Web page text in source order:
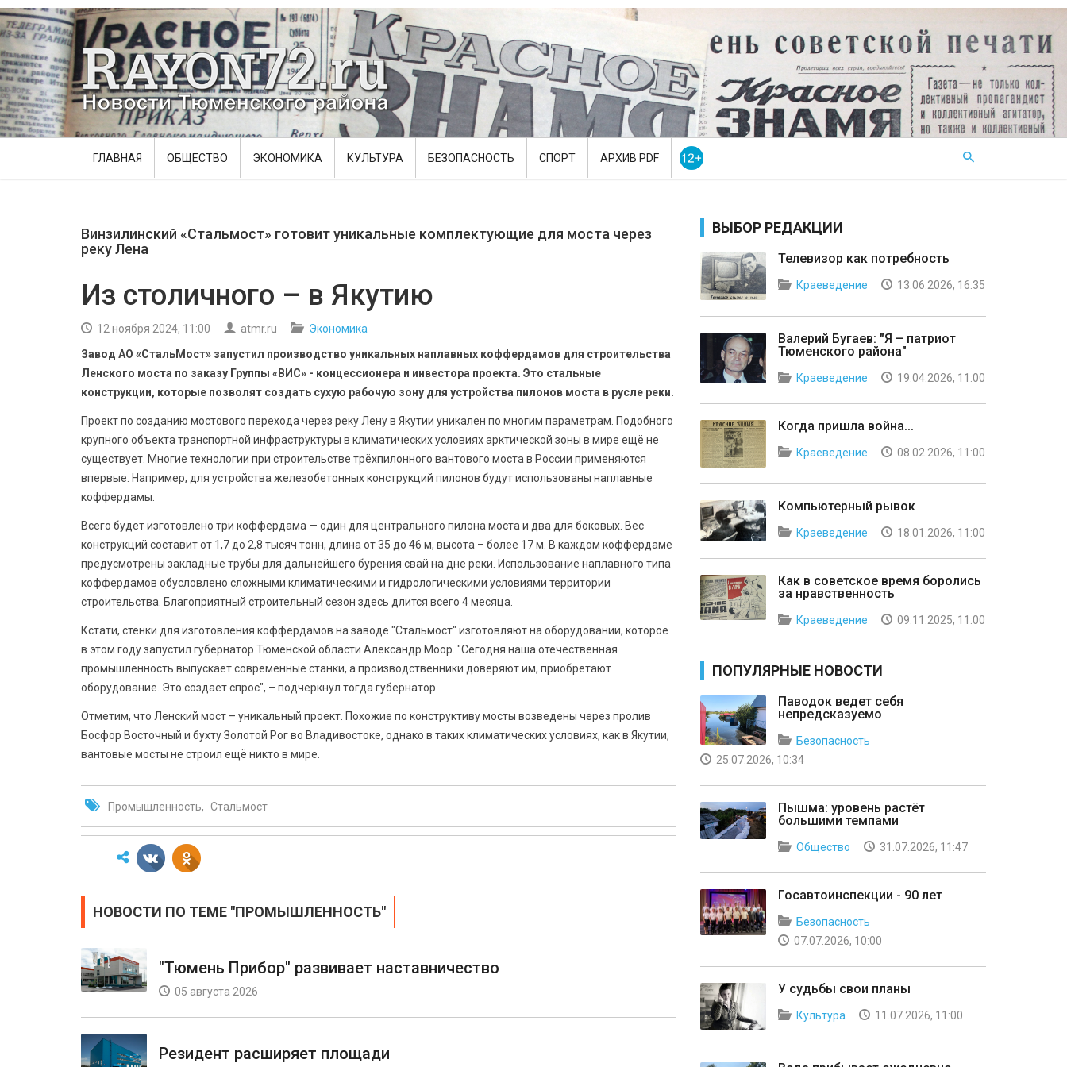
ГЛАВНАЯ ОБЩЕСТВО ЭКОНОМИКА КУЛЬТУРА БЕЗОПАСНОСТЬ СПОРТ АРХИВ PDF
Винзилинский «Стальмост» готовит уникальные комплектующие для моста через
реку Лена
Из столичного – в Якутию
12 ноября 2024, 11:00 atmr.ru
Экономика
Завод АО «СтальМост» запустил производство уникальных наплавных коффердамов для строительства
Ленского моста по заказу Группы «ВИС» - концессионера и инвестора проекта. Это стальные
конструкции, которые позволят создать сухую рабочую зону для устройства пилонов моста в русле реки.
Проект по созданию мостового перехода через реку Лену в Якутии уникален по многим параметрам. Подобного
крупного объекта транспортной инфраструктуры в климатических условиях арктической зоны в мире ещё не
существует. Многие технологии при строительстве трёхпилонного вантового моста в России применяются
впервые. Например, для устройства железобетонных конструкций пилонов будут использованы наплавные
коффердамы.
Всего будет изготовлено три коффердама — один для центрального пилона моста и два для боковых. Вес
конструкций составит от 1,7 до 2,8 тысяч тонн, длина от 35 до 46 м, высота – более 17 м. В каждом коффердаме
предусмотрены закладные трубы для дальнейшего бурения свай на дне реки. Использование наплавного типа
коффердамов обусловлено сложными климатическими и гидрологическими условиями территории
строительства. Благоприятный строительный сезон здесь длится всего 4 месяца.
Кстати, стенки для изготовления коффердамов на заводе "Стальмост" изготовляют на оборудовании, которое
в этом году запустил губернатор Тюменской области Александр Моор. "Сегодня наша отечественная
промышленность выпускает современные станки, а производственники доверяют им, приобретают
оборудование. Это создает спрос", – подчеркнул тогда губернатор.
Отметим, что Ленский мост – уникальный проект. Похожие по конструктиву мосты возведены через пролив
Босфор Восточный и бухту Золотой Рог во Владивостоке, однако в таких климатических условиях, как в Якутии,
вантовые мосты не строил ещё никто в мире.
Промышленность Стальмост
НОВОСТИ ПО ТЕМЕ "ПРОМЫШЛЕННОСТЬ"
"Тюмень Прибор" развивает наставничество
05 августа 2026
Резидент расширяет площади
ВЫБОР РЕДАКЦИИ
Телевизор как потребность
Краеведение 13.06.2026, 16:35
Валерий Бугаев: "Я – патриот
Тюменского района"
Краеведение 19.04.2026, 11:00
Когда пришла война...
Краеведение 08.02.2026, 11:00
Компьютерный рывок
Краеведение 18.01.2026, 11:00
Как в советское время боролись
за нравственность
Краеведение 09.11.2025, 11:00
ПОПУЛЯРНЫЕ НОВОСТИ
Паводок ведет себя
непредсказуемо
Безопасность
25.07.2026, 10:34
Пышма: уровень растёт
большими темпами
Общество 31.07.2026, 11:47
Госавтоинспекции - 90 лет
Безопасность
07.07.2026, 10:00
У судьбы свои планы
Культура 11.07.2026, 11:00